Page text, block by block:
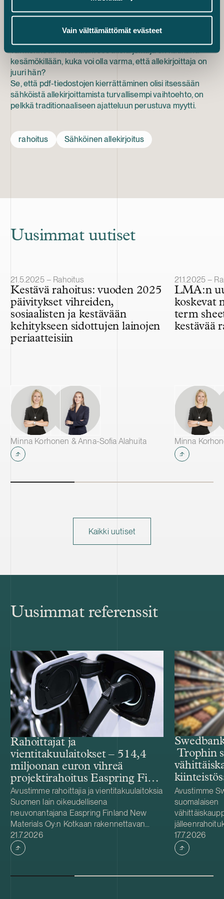
Vain välttämättömät evästeet
niihinkin liittyy luotettavuusriskejä – jopa suurempia
riskejä kuin sähköiseen allekirjoittamiseen.
varmenneta mitenkään. Jos allekirjoittaja on kaukana
kesämökillään, kuka voi olla varma, että allekirjoittaja on
juuri hän?
Se, että pdf-tiedostojen kierrättäminen olisi itsessään
sähköistä allekirjoittamista turvallisempi vaihtoehto, on
pelkkä traditionaaliseen ajatteluun perustuva myytti.
rahoitus Sähköinen allekirjoitus
Uusimmat uutiset
Julkaistu
21.5.2025 – Rahoitus
Kestävä rahoitus: vuoden 2025
päivitykset vihreiden,
sosiaalisten ja kestävään
kehitykseen sidottujen lainojen
periaatteisiin
Minna Korhonen & Anna-Sofia Alahuita
Julkaistu
21.1.2025 –
LMA:n
koskevat
term
kestävää
Minna
Kaikki uutiset
Uusimmat referenssit
Rahoittajat ja
vientitakuulaitokset – 514,4
miljoonan euron vihreä
projektirahoitus Easpring Finland
New Materialsin CAM-
tehtaalle
Avustimme rahoittajia ja vientitakuulaitoksia
Suomen lain oikeudellisena
neuvonantajana Easpring Finland New
Materials Oy:n Kotkaan rakennettavan
katodiaktiivimateriaalia (CAM) valmistavan
tehtaan kehittämiseen ja rakentamiseen
liittyvässä 514,4 miljoonan euron vihreässä
Easpring Finland New Materials on Beijing
Julkaistu
21.7.2026
Trophin
Avustimme
suomalaisen
Trophin
johtava
Julkaistu
17.7.2026